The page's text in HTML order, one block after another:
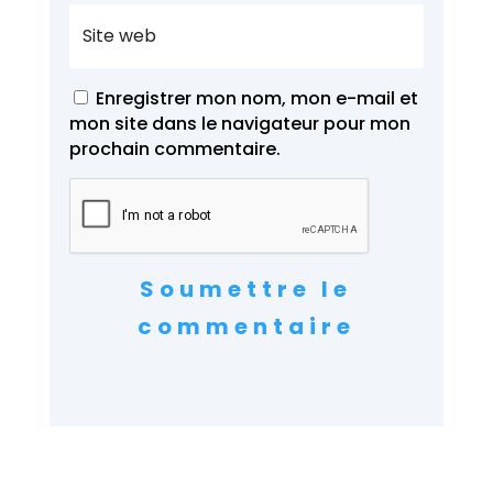
Enregistrer mon nom, mon e-mail et
mon site dans le navigateur pour mon
prochain commentaire.
Soumettre le
commentaire